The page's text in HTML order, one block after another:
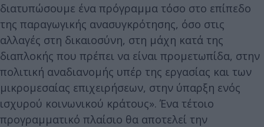
διατυπώσουμε ένα πρόγραμμα τόσο στο επίπεδο
της παραγωγικής ανασυγκρότησης, όσο στις
αλλαγές στη δικαιοσύνη, στη μάχη κατά της
διαπλοκής που πρέπει να είναι προμετωπίδα, στην
πολιτική αναδιανομής υπέρ της εργασίας και των
μικρομεσαίας επιχειρήσεων, στην ύπαρξη ενός
ισχυρού κοινωνικού κράτους». Ένα τέτοιο
προγραμματικό πλαίσιο θα αποτελεί την